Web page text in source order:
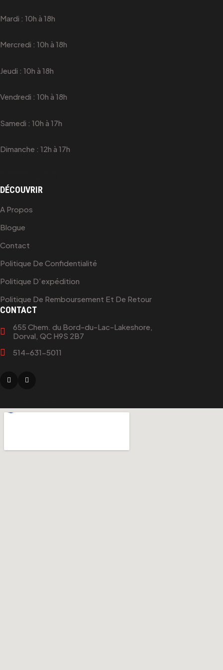
Mardi : 10h à 18h
Mercredi : 10h à 18h
Jeudi : 10h à 18h
Vendredi : 10h à 18h
Samedi : 10h à 17h
Dimanche : 12h à 17h
DÉCOUVRIR
A Propos
Blogue
Contact
Politique De Confidentialité
Politique D’expédition
Politique De Remboursement Et De Retour
CONTACT
655 Chem. du Bord-du-Lac-Lakeshore,
Dorval, QC H9S 2B7
514-631-5011